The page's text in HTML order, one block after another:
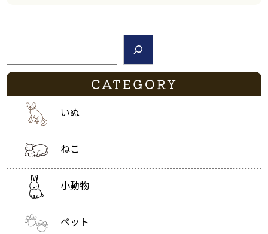
検索
CATEGORY
いぬ
ねこ
小動物
ペット